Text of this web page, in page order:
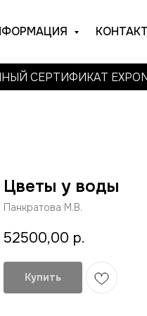
СЕРТИФИКАТ
Цветы у воды
Панкратова М.В.
52500,00 р.
Купить